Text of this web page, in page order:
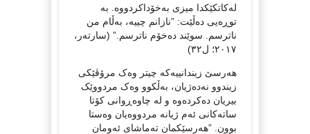
لەکاتكێکدا میزی بەخۆداکردووە. بە
توڕەیی دەڵێت: ”نازانم چییە، بەڵام من
ناترسم. سوێند دەخۆم ناترسم.” (سارتەر،
٢٠١٧؛ ل٣٢)
هەرسێ زیندانییەکە چیتر وەک مرۆڤێکی
زیندوو نەدەژیان، بەڵکوو وەک مردووێک
بیریان دەکردەوە و لە چاوەڕوانی کۆتا
ساتەکانی ئەم ژیانە مردووەیان وەستا
بوون. ”هەرسێکمان تەماشای ئەومان